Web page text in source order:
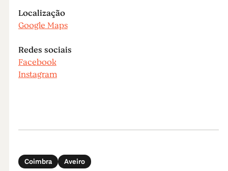
Localização
Google Maps
Redes sociais
Facebook
Instagram
Coimbra Aveiro